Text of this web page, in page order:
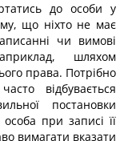
до особи у
що ніхто не має
чи вимові
шляхом
права. Потрібно
відбувається
постановки
при записі її
вимагати вказати